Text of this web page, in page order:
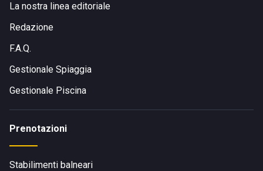
La nostra linea editoriale
Redazione
F.A.Q.
Gestionale Spiaggia
Gestionale Piscina
Prenotazioni
Stabilimenti balneari